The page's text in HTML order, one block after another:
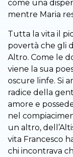
come una
mentre Maria
Tutta la vita il
povertà che gli
Altro. Come le
viene la sua
oscure linfe. Si
radice della
amore e
nel
un altro,
vita Francesco
chi incontrava